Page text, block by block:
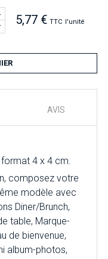
5,77 € TTC l'unité
AVIS
4 x 4 cm.
composez votre
modèle avec
Diner/Brunch,
table, Marque-
de bienvenue,
album-photos,